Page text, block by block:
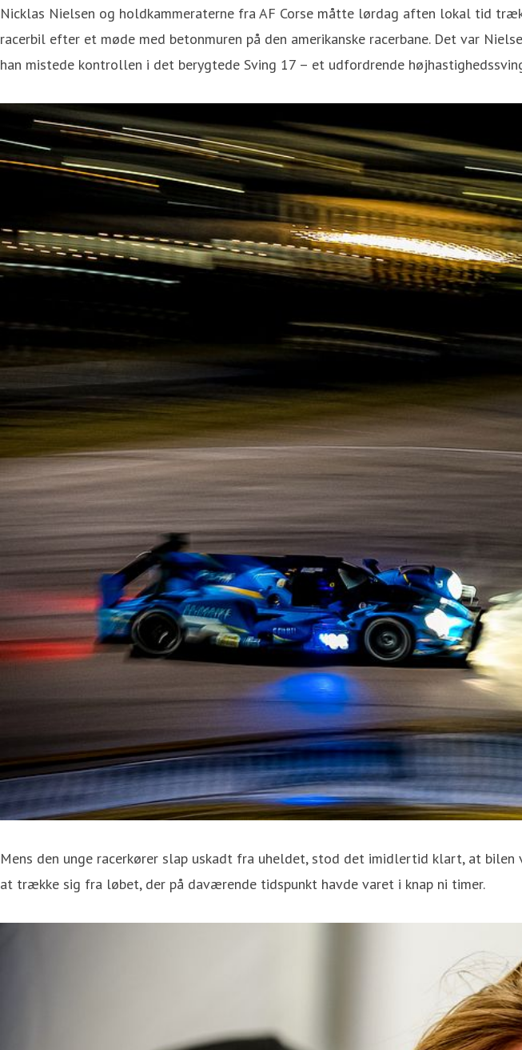
Nicklas Nielsen og holdkammeraterne fra AF Corse måtte lørdag aften lokal tid
racerbil efter et møde med betonmuren på den amerikanske racerbane. Det var
han mistede kontrollen i det berygtede Sving 17 – et udfordrende
Mens den unge racerkører slap uskadt fra uheldet, stod det imidlertid klart, at
at trække sig fra løbet, der på daværende tidspunkt havde varet i knap ni timer.